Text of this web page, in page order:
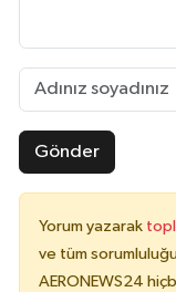
Gönder
Yorum yazarak
ve tüm
AERONEWS24